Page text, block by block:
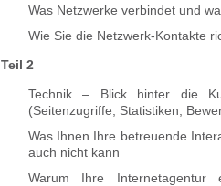
Was Netzwerke verbindet und
Wie Sie die Netzwerk-Kontakte
Teil 2
Technik – Blick hinter die
(Seitenzugriffe, Statistiken,
Was Ihnen Ihre betreuende
auch nicht kann
Warum Ihre